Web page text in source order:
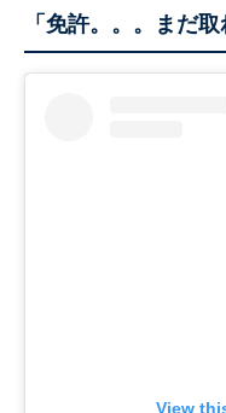
「免許。。。まだ取
View